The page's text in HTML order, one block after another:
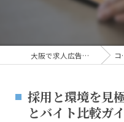
大阪で求人広告なら株式会社AOA コラム
採用と環境を見
とバイト比較ガ